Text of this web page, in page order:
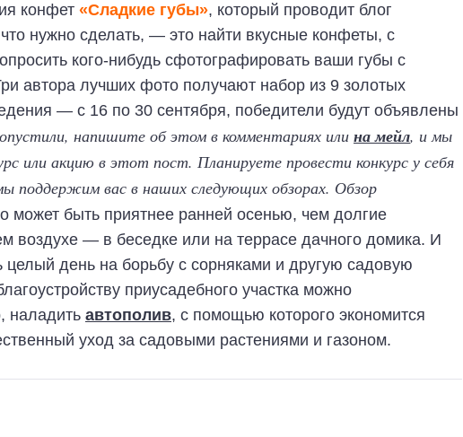
конфет «Сладкие губы», который проводит блог
нужно сделать, — это найти вкусные конфеты, с
кого-нибудь сфотографировать ваши губы с
автора лучших фото получают набор из 9 золотых
— с 16 по 30 сентября, победители будут объявлены
напишите об этом в комментариях или на мейл, и мы
или акцию в этот пост. Планируете провести конкурс у себя
поддержим вас в наших следующих обзорах. Обзор
может быть приятнее ранней осенью, чем долгие
воздухе — в беседке или на террасе дачного домика. И
целый день на борьбу с сорняками и другую садовую
приусадебного участка можно
наладить автополив, с помощью которого экономится
уход за садовыми растениями и газоном.